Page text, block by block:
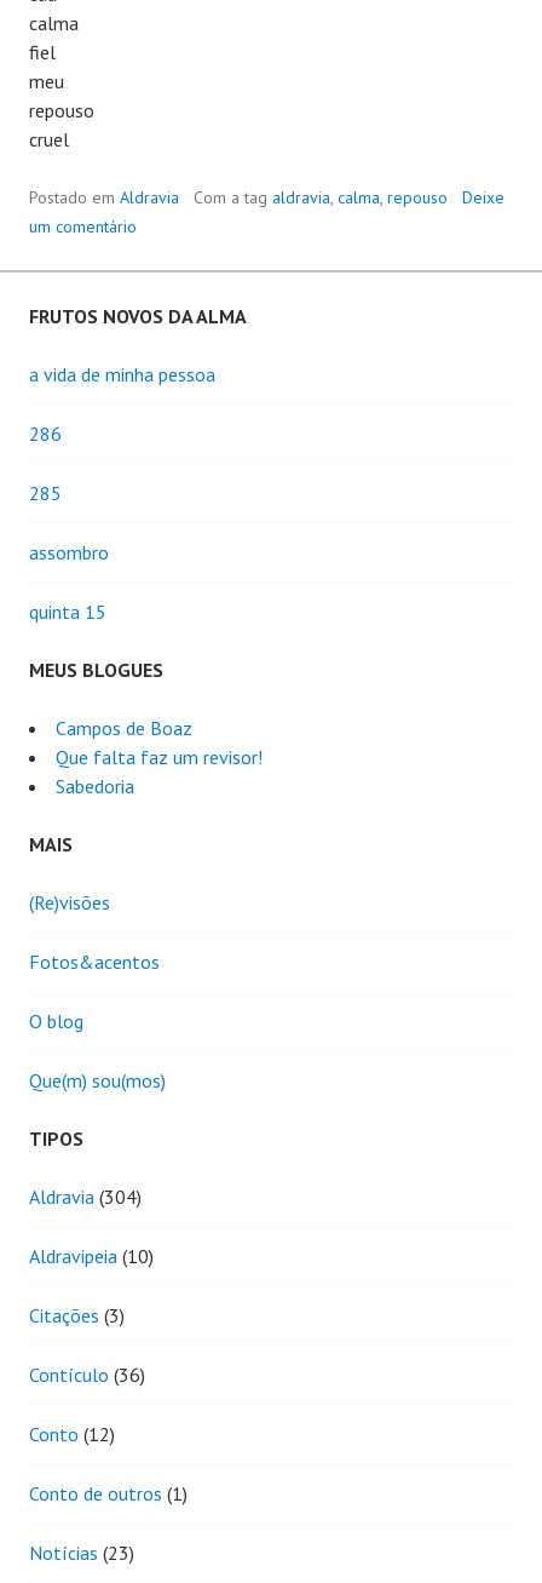
calma
fiel
meu
repouso
cruel
Postado em Aldravia Com a tag aldravia, calma, repouso
Deixe
um comentário
FRUTOS NOVOS DA ALMA
a vida de minha pessoa
286
285
assombro
quinta 15
MEUS BLOGUES
Campos de Boaz
Que falta faz um revisor!
Sabedoria
MAIS
(Re)visões
Fotos&acentos
O blog
Que(m) sou(mos)
TIPOS
Aldravia (304)
Aldravipeia (10)
Citações (3)
Contículo (36)
Conto (12)
Conto de outros (1)
Notícias (23)